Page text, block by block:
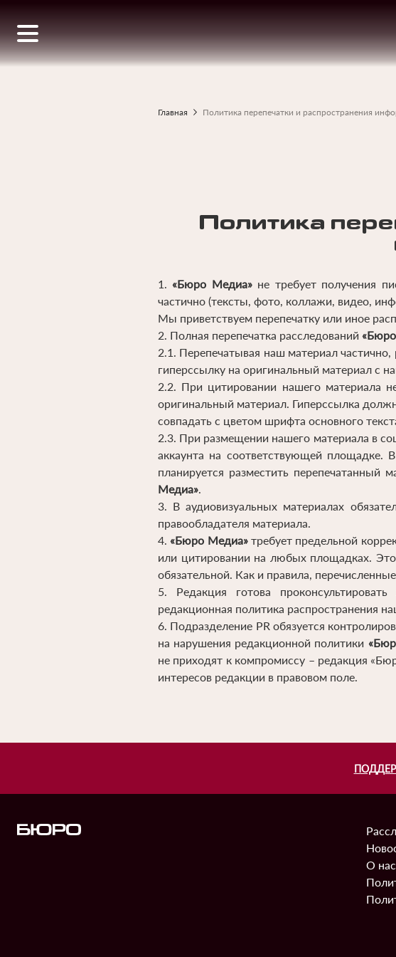
основному
содержанию
Строка
Главная Политика перепечатки и распространения
Политика
1.«Бюро Медиа»не требует получения
частично (тексты, фото, коллажи, видео,
Мы приветствуем перепечатку или иное
2. Полная перепечатка расследований
2.1. Перепечатывая наш материал частично,
гиперссылку на оригинальный материал с
2.2. При цитировании нашего материала
оригинальный материал. Гиперссылка
совпадать с цветом шрифта основного
2.3. При размещении нашего материала в
аккаунта на соответствующей площадке.
планируется разместить перепечатанный
Медиа».
3. В аудиовизуальных материалах
правообладателя материала.
4.«Бюро Медиа»требует предельной
или цитировании на любых площадках. Это
обязательной. Как и правила,
5. Редакция готова
редакционная политика распространения
6. Подразделение PR обязуется
на нарушения редакционной политики
не приходят к компромиссу – редакция
интересов редакции в правовом поле.
О нас